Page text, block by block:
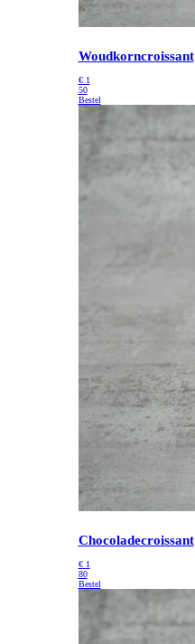
Woudkorncroissant
€ 1
50
Bestel
Chocoladecroissant
€ 1
80
Bestel